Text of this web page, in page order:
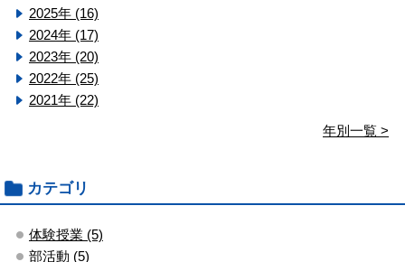
2025年 (16)
2024年 (17)
2023年 (20)
2022年 (25)
2021年 (22)
年別一覧 >
カテゴリ
体験授業 (5)
部活動 (5)